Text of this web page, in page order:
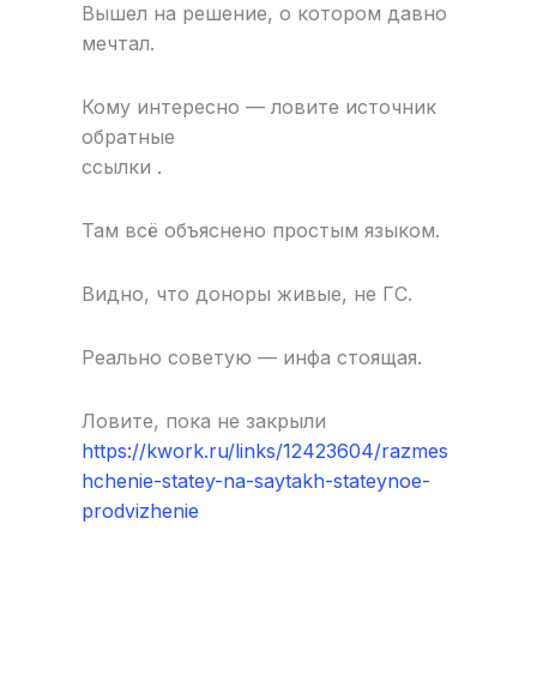
Вышел на решение, о котором давно
мечтал.
Кому интересно — ловите источник
обратные
ссылки .
Там всё объяснено простым языком.
Видно, что доноры живые, не ГС.
Реально советую — инфа стоящая.
Ловите, пока не закрыли
https://kwork.ru/links/12423604/razmes
hchenie-statey-na-saytakh-stateynoe-
prodvizhenie